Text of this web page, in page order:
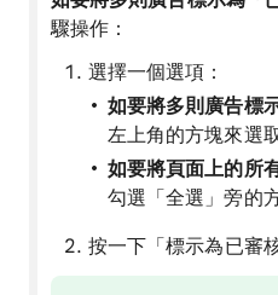
驟操作：
選擇一個選項：
如要將多則廣告標
左上角的方塊來選
如要將頁面上的所
勾選「全選」旁的方
按一下「標示為已審核